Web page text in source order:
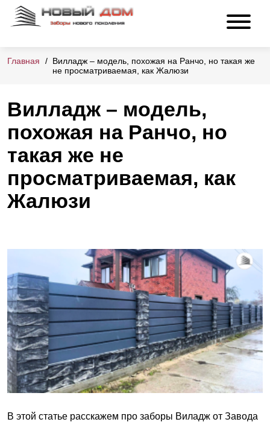
Главная
Вилладж – модель, похожая на Ранчо, но такая же
не просматриваемая, как Жалюзи
Вилладж – модель,
похожая на Ранчо, но
такая же не
просматриваемая, как
Жалюзи
В этой статье расскажем про заборы Виладж от Завода